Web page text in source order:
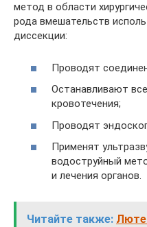
метод в области
рода вмешательств
диссекции:
Проводят
Останавливают
кровотечения;
Проводят
Применят
водоструйный
и лечения органов.
Читайте также: